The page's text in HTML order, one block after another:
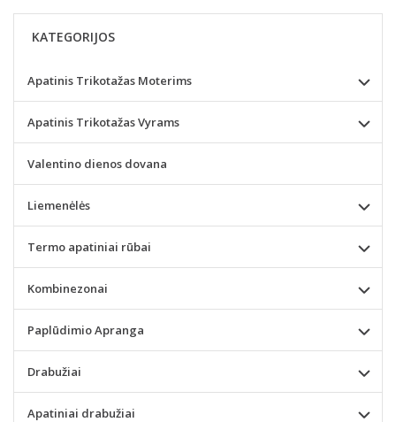
KATEGORIJOS
Apatinis Trikotažas Moterims
Apatinis Trikotažas Vyrams
Valentino dienos dovana
Liemenėlės
Termo apatiniai rūbai
Kombinezonai
Paplūdimio Apranga
Drabužiai
Apatiniai drabužiai